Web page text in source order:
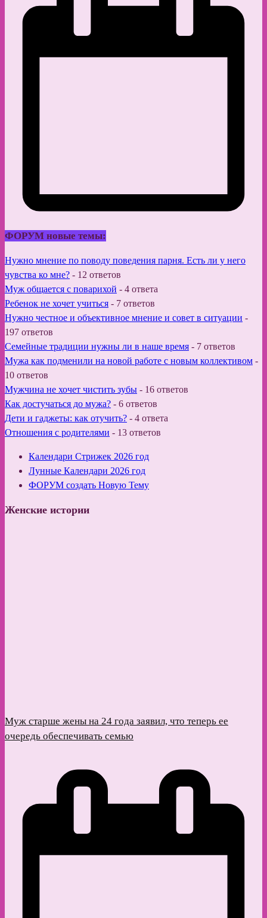
ФОРУМ новые темы:
Нужно мнение по поводу поведения парня. Есть ли у него
чувства ко мне? - 12 ответов
Муж общается с поварихой - 4 ответа
Ребенок не хочет учиться - 7 ответов
Нужно честное и объективное мнение и совет в ситуации -
197 ответов
Семейные традиции нужны ли в наше время - 7 ответов
Мужа как подменили на новой работе с новым коллективом -
10 ответов
Мужчина не хочет чистить зубы - 16 ответов
Как достучаться до мужа? - 6 ответов
Дети и гаджеты: как отучить? - 4 ответа
Отношения с родителями - 13 ответов
Календари Стрижек 2026 год
Лунные Календари 2026 год
ФОРУМ создать Новую Тему
Женские истории
Муж старше жены на 24 года заявил, что теперь ее
очередь обеспечивать семью